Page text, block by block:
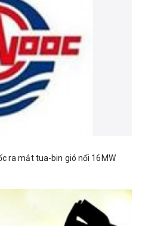
ra mắt tua-bin gió nổi 16MW